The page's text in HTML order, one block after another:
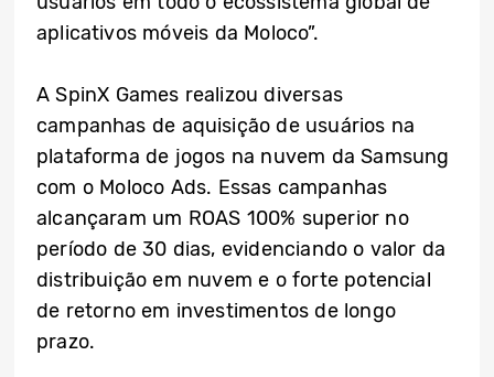
aplicativos móveis da Moloco”.
A SpinX Games realizou diversas
campanhas de aquisição de usuários na
plataforma de jogos na nuvem da Samsung
com o Moloco Ads. Essas campanhas
alcançaram um ROAS 100% superior no
período de 30 dias, evidenciando o valor da
distribuição em nuvem e o forte potencial
de retorno em investimentos de longo
prazo.